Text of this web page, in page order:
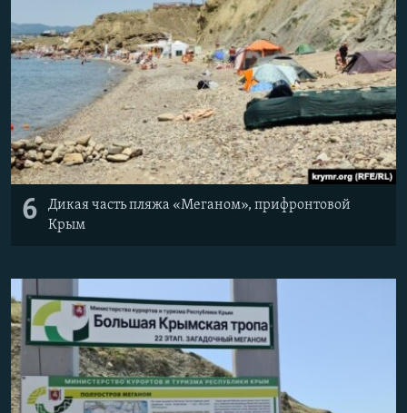
6
Дикая часть пляжа «Меганом», прифронтовой
Крым